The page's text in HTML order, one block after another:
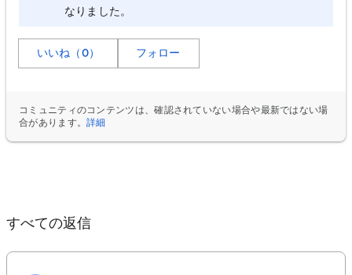
なりました。
いいね（0） フォロー
コミュニティのコンテンツは、確認されていない場合や最新ではない場
合があります。詳細
すべての返信